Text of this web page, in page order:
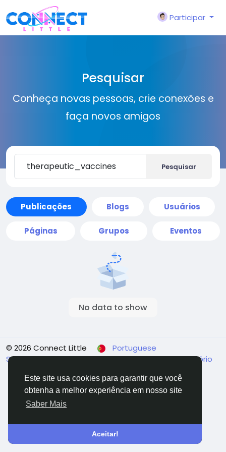
Este site usa cookies para garantir que você
obtenha a melhor experiência em nosso site
Saber Mais
Aceitar!
Participar
Pesquisar
Conheça novas pessoas, crie conexões e
faça novos amigos
Pesquisar
Publicações Blogs Usuários
Páginas Grupos Eventos
No data to show
© 2026 Connect Little
Portuguese
Sobre Termos Privacidade Fale Conosco Diretório